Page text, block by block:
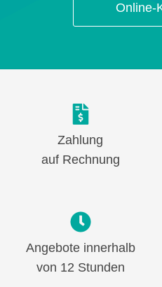
Online-
Zahlung
auf Rechnung
Angebote innerhalb
von 12 Stunden